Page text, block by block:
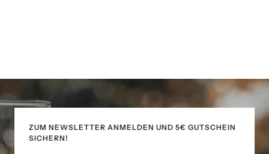
ZUM NEWSLETTER ANMELDEN UND 5€ GUTSCHEIN
SICHERN!